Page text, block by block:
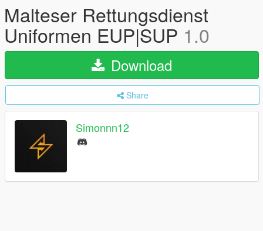
Malteser Rettungsdienst
Uniformen EUP|SUP 1.0
Download
Share
Simonnn12